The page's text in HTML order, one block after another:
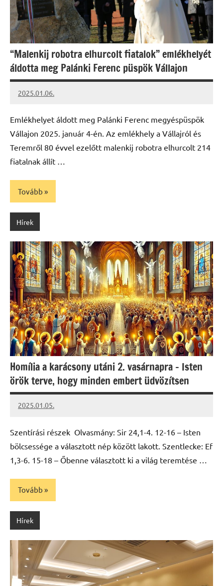
“Malenkij robotra elhurcolt fiatalok” emlékhelyét
áldotta meg Palánki Ferenc püspök Vállajon
2025.01.06.
kovacs.agi
Emlékhelyet áldott meg Palánki Ferenc megyéspüspök
Vállajon 2025. január 4-én. Az emlékhely a Vállajról és
Teremről 80 évvel ezelőtt malenkij robotra elhurcolt 214
fiatalnak állít …
Tovább
Hírek
Homília a karácsony utáni 2. vasárnapra – Isten
örök terve, hogy minden embert üdvözítsen
2025.01.05.
kovacs.agi
Szentírási részek Olvasmány: Sir 24,1-4. 12-16 – Isten
bölcsessége a választott nép között lakott. Szentlecke: Ef
1,3-6. 15-18 – Őbenne választott ki a világ teremtése …
Tovább
Hírek